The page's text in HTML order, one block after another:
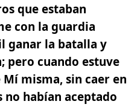
que estaban
con la guardia
ganar la batalla y
pero cuando estuve
misma, sin caer en
no habían aceptado